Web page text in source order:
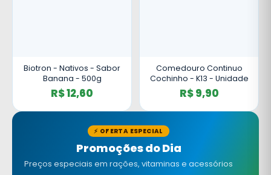
Biotron - Nativos - Sabor
Banana - 500g
R$ 12,60
Comedouro Continuo
Cochinho - K13 - Unidade
R$ 9,90
⚡ OFERTA ESPECIAL
Promoções do Dia
Preços especiais em rações, vitaminas e acessórios